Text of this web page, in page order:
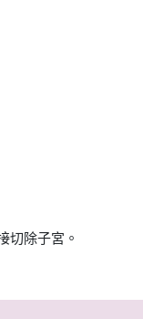
切除子宮。